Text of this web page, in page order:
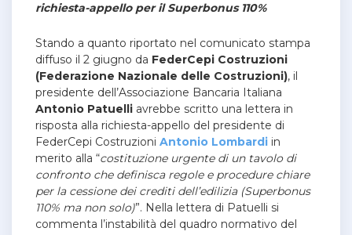
richiesta-appello per il Superbonus 110%
Stando a quanto riportato nel comunicato stampa
diffuso il 2 giugno da FederCepi Costruzioni
(Federazione Nazionale delle Costruzioni), il
presidente dell’Associazione Bancaria Italiana
Antonio Patuelli avrebbe scritto una lettera in
risposta alla richiesta-appello del presidente di
FederCepi Costruzioni Antonio Lombardi in
merito alla “costituzione urgente di un tavolo di
confronto che definisca regole e procedure chiare
per la cessione dei crediti dell’edilizia (Superbonus
110% ma non solo)”. Nella lettera di Patuelli si
commenta l’instabilità del quadro normativo del